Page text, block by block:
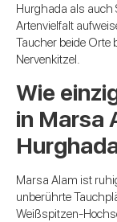
Hurghada als auch
Artenvielfalt
Taucher beide Orte
Nervenkitzel.
Wie
in Marsa
Marsa Alam ist
unberührte
Weißspitzen-